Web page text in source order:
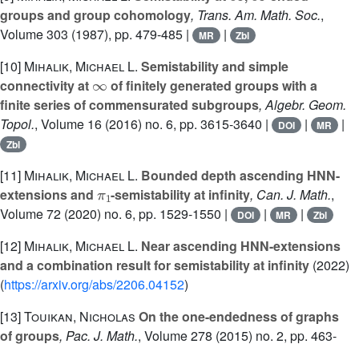
groups and group cohomology, Trans. Am. Math. Soc.,
Volume 303 (1987), pp. 479-485 | MR | Zbl
[10] Mihalik, Michael L. Semistability and simple
connectivity at
∞
of finitely generated groups with a
finite series of commensurated subgroups, Algebr. Geom.
Topol., Volume 16 (2016) no. 6, pp. 3615-3640 | DOI | MR |
Zbl
[11] Mihalik, Michael L. Bounded depth ascending HNN-
extensions and
π1
-semistability at infinity, Can. J. Math.,
Volume 72 (2020) no. 6, pp. 1529-1550 | DOI | MR | Zbl
[12] Mihalik, Michael L. Near ascending HNN-extensions
and a combination result for semistability at infinity (2022)
(https://arxiv.org/abs/2206.04152)
[13]Touikan, Nicholas On the one-endedness of graphs
of groups, Pac. J. Math., Volume 278 (2015) no. 2, pp. 463-